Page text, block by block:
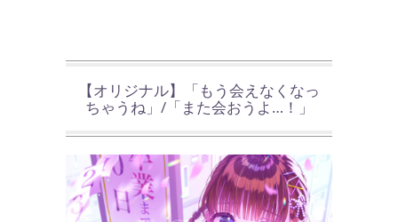
【オリジナル】「もう会えなくなっ
ちゃうね」/「また会おうよ…！」